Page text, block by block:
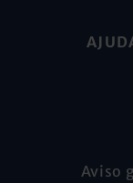
Aviso